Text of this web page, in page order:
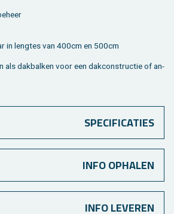
in leng­tes van 400cm en 500cm
als dak­bal­ken voor een dak­con­struc­tie of an­
SPECIFICATIES
INFO OPHALEN
INFO LEVEREN